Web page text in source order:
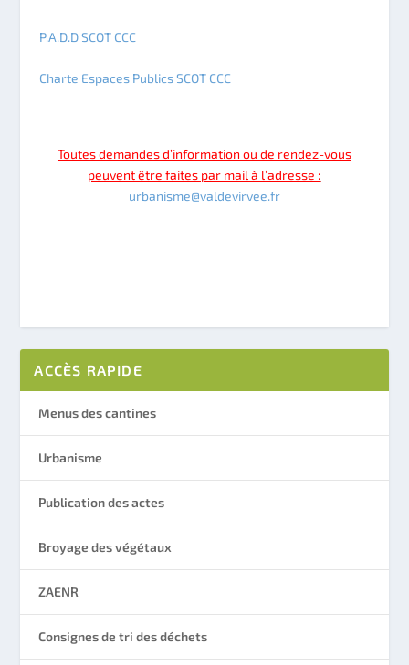
P.A.D.D SCOT CCC
Charte Espaces Publics SCOT CCC
Toutes demandes d’information ou de rendez-vous
peuvent être faites par mail à l’adresse :
urbanisme@valdevirvee.fr
ACCÈS RAPIDE
Menus des cantines
Urbanisme
Publication des actes
Broyage des végétaux
ZAENR
Consignes de tri des déchets